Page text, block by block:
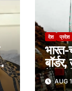
देश प्रदेश
के AUG